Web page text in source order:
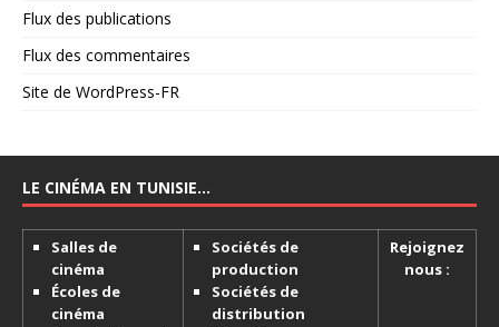
Flux des publications
Flux des commentaires
Site de WordPress-FR
LE CINÉMA EN TUNISIE…
Salles de
cinéma
Écoles de
cinéma
Sociétés de
production
Sociétés de
distribution
Rejoignez
nous :